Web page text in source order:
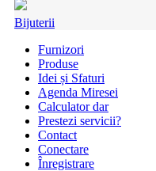
Bijuterii
Furnizori
Produse
Idei și Sfaturi
Agenda Miresei
Calculator dar
Prestezi servicii?
Contact
Conectare
Înregistrare